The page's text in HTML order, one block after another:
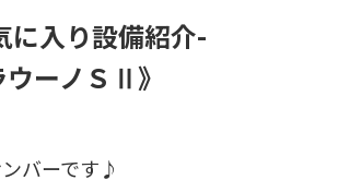
入り設備紹介-
ーノＳⅡ》
バーです♪